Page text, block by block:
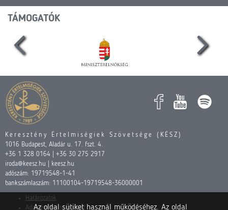
TÁMOGATÓK
Keresztény Értelmiségiek Szövetsége (KÉSZ)
1016 Budapest, Aladár u. 17. fszt. 4.
+36 1 328 0164 | +36 30 275 2917
iroda@keesz.hu | keesz.hu
adószám: 19719548-1-41
bankszámlaszám: 11100104-19719548-36000001
Határozatok
Adatvédelmi szabályzat
Az oldal sütiket használ működéséhez. Az oldal